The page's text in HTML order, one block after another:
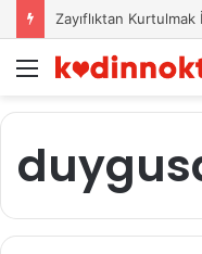
Zayıflıktan
Menü